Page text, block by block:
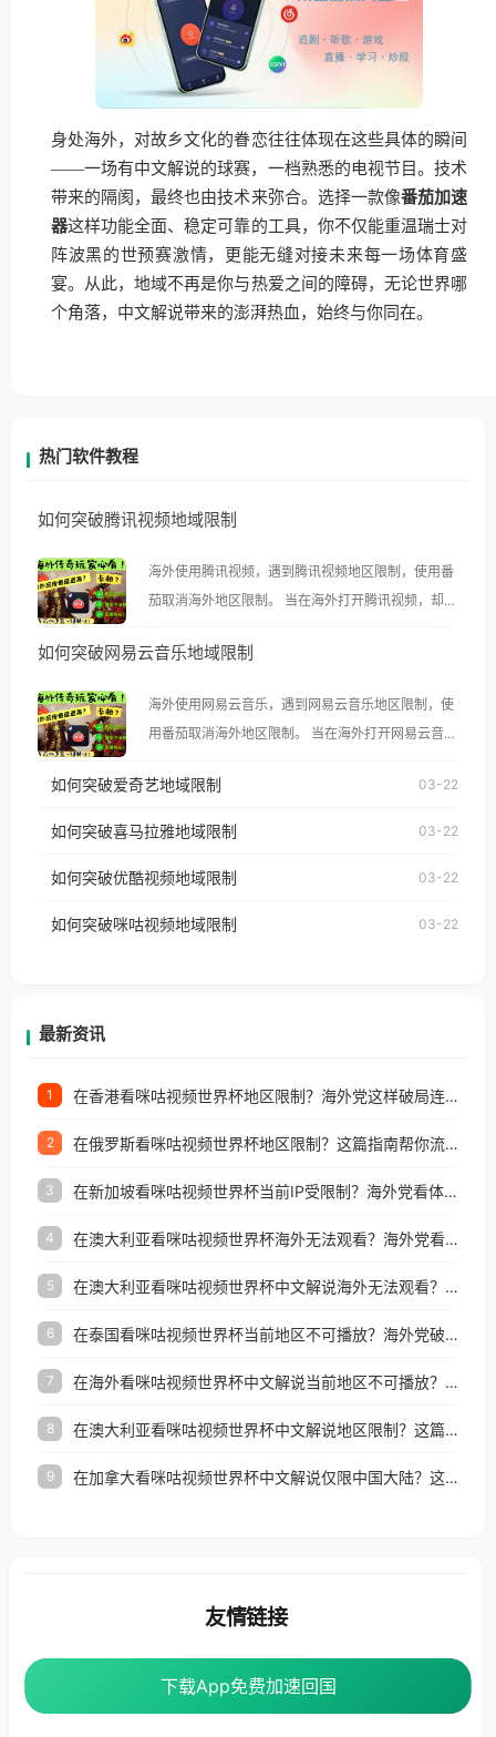
身处海外，对故乡文化的眷恋往往体现在这些具体的瞬间
——一场有中文解说的球赛，一档熟悉的电视节目。技术
带来的隔阂，最终也由技术来弥合。选择一款像番茄加速
器这样功能全面、稳定可靠的工具，你不仅能重温瑞士对
阵波黑的世预赛激情，更能无缝对接未来每一场体育盛
宴。从此，地域不再是你与热爱之间的障碍，无论世界哪
个角落，中文解说带来的澎湃热血，始终与你同在。
热门软件教程
如何突破腾讯视频地域限制
海外使用腾讯视频，遇到腾讯视频地区限制，使用番
茄取消海外地区限制。 当在海外打开腾讯视频，却突
示语。 海外用户如香港、澳门、台湾、美国、加拿
像其他音乐平台一样，出现地区及版权限制问题，且
仅能在中国大陆地区播放。 遇到这个问题的朋友们，
使用番茄回国加速器，即可解决「海外用户收听腾讯
台湾、美国、加拿大、澳大利亚、欧洲等国家和地区
权限制所困扰。
如何突破网易云音乐地域限制
海外使用网易云音乐，遇到网易云音乐地区限制，使
用番茄取消海外地区限制。 当在海外打开网易云音
播放”的提示语。 海外用户如香港、澳门、台湾、美
国、加拿大、澳大利亚、欧洲等国家和地区时，网易
制问题，且仅能在中国大陆地区播放。 遇到这个问题
户收听网易云音乐地区版权限制」的问题，无论人在
如何突破爱奇艺地域限制 03-22
如何突破喜马拉雅地域限制 03-22
如何突破优酷视频地域限制 03-22
如何突破咪咕视频地域限制 03-22
最新资讯
1 在香港看咪咕视频世界杯地区限制？海外党这样破局连看7天不卡顿！
2 在俄罗斯看咪咕视频世界杯地区限制？这篇指南帮你流畅看中文解说赛事
3 在新加坡看咪咕视频世界杯当前IP受限制？海外党看体育赛事的终极破局指南
4 在澳大利亚看咪咕视频世界杯海外无法观看？海外党看国内体育直播的终极解法
5 在澳大利亚看咪咕视频世界杯中文解说海外无法观看？这篇指南帮你搞定所有体育直播难题
6 在泰国看咪咕视频世界杯当前地区不可播放？海外党破局看中文解说赛事指南
7 在海外看咪咕视频世界杯中文解说当前地区不可播放？这篇指南帮你搞定所有体育赛事直播难题
8 在澳大利亚看咪咕视频世界杯中文解说地区限制？这篇指南帮你搞定海外观赛难题
9 在加拿大看咪咕视频世界杯中文解说仅限中国大陆？这篇指南帮你轻松解锁中文解说和赛事直播
下载App免费加速回国
下载App免费加速回国
友情链接